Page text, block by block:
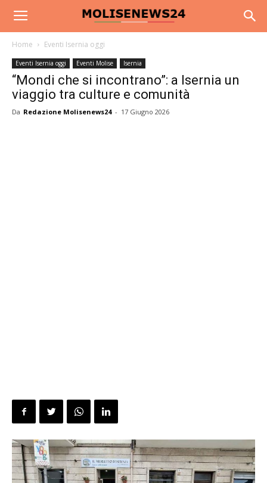
Home Eventi Isernia oggi
Eventi Isernia oggi Eventi Molise Isernia
“Mondi che si incontrano”: a Isernia un
viaggio tra culture e comunità
Da Redazione Molisenews24 - 17 Giugno 2026